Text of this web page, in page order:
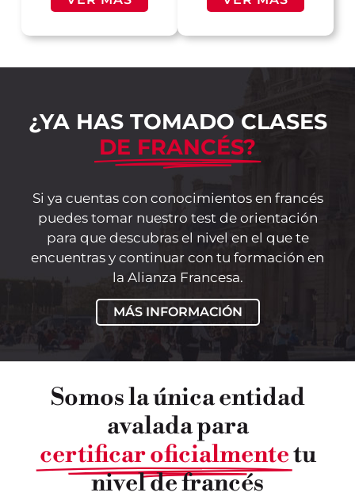
¿YA HAS TOMADO CLASES
DE FRANCÉS?
Si ya cuentas con conocimientos en francés
puedes tomar nuestro test de orientación
para que descubras el nivel en el que te
encuentras y continuar con tu formación en
la Alianza Francesa.
MÁS INFORMACIÓN
Somos la única entidad
avalada para
certificar oficialmentetu
nivel de francés